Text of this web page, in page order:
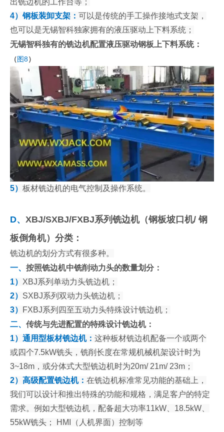
出铣边机的工作台等；
4）钢板装卸支架： 可以是传统的手工操作接地式支架，
也可以是无锡智科独家拥有的液压驱动上下料系统；
无锡智科独有的铣边机配置液压驱动钢板上下料系统：
（图8）
5） 板材铣边机的电气控制及操作系统。
D、 XBJ/SXBJ/FXBJ系列铣边机（钢板坡口机/ 钢
板倒角机）分类：
铣边机的划分方式有很多种。
一、 按照铣边机中铣削动力头的数量划分：
1） XBJ系列单动力头铣边机；
2） SXBJ系列双动力头铣边机；
3）
FXBJ系列四至五动力头特殊设计铣边机；
二、 传统与先进配置的特殊设计铣边机：
1）通用型板材铣边机： 这种板材铣边机配备一个或两个
或四个7.5kW铣头，铣削长度在常规机械机架设计时为
3~18m，或分体式大型铣边机时为20m/ 21m/ 23m；
2）高级配置铣边机： 在铣边机标准常见功能的基础上，
我们可以设计和推出特殊的功能和规格，满足客户的特定
需求。例如大型铣边机，配备超大功率11kW、18.5kW、
55kW铣头； HMI（人机界面）控制等